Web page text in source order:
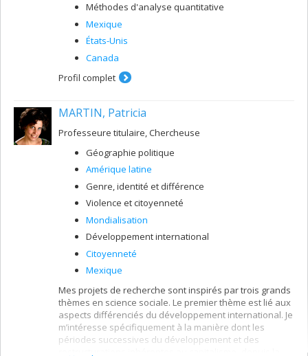
Méthodes d'analyse quantitative
Mexique
États-Unis
Canada
Profil complet
MARTIN, Patricia
Professeure titulaire, Chercheuse
Géographie politique
Amérique latine
Genre, identité et différence
Violence et citoyenneté
Mondialisation
Développement international
Citoyenneté
Mexique
Mes projets de recherche sont inspirés par trois grands
thèmes en science sociale. Le premier thème est lié aux
aspects différenciés du développement international. Je
m’intéresse spécifiquement à la manière dont les
périodes successives du développement et des